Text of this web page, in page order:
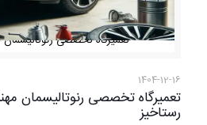
تعمیرگاه تخصصی
1404-12-16
تعمیرگاه تخصصی رنوتالیسمان
رستاخیز